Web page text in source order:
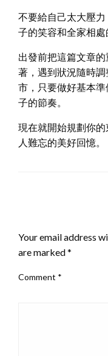
不要給自己太大壓
子的笑容和全家相處
出發前把這篇文章
著，遇到狀況隨時
市，只要做好基本
子的節奏。
現在就開始規劃你
人難忘的美好回憶。
Your email address
are marked*
Comment *